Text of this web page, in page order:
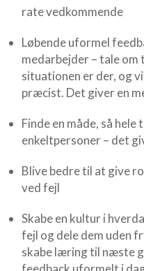
rate vedkommende
Løbende uformel
medarbejder – tale
situationen er der, og
præcist. Det giver en
Finde en måde, så
enkeltpersoner – det
Blive bedre til at give
ved fejl
Skabe en kultur i
fejl og dele dem uden
skabe læring til næste